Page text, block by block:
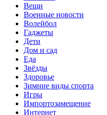
Вещи
Военные новости
Волейбол
Гаджеты
Дети
Дом и сад
Еда
Звёзды
Здоровье
Зимние виды спорта
Игры
Импортозамещение
Интернет